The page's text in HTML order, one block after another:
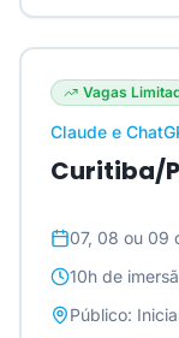
Vagas
Claude e
Curitiba/
07, 08 ou 09
10h de
Público: